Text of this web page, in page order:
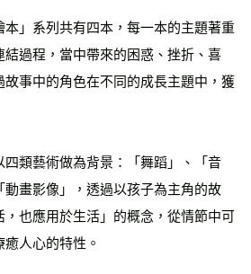
本」系列共有四本，每一本的主題著重
過程，當中帶來的困惑、挫折、喜
事中的角色在不同的成長主題中，獲
四類藝術做為背景：「舞蹈」、「音
畫影像」，透過以孩子為主角的故
也應用於生活」的概念，從情節中可
人心的特性。